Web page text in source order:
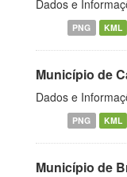
Dados e
PNG KML
Município de
Dados e
PNG KML
Município de